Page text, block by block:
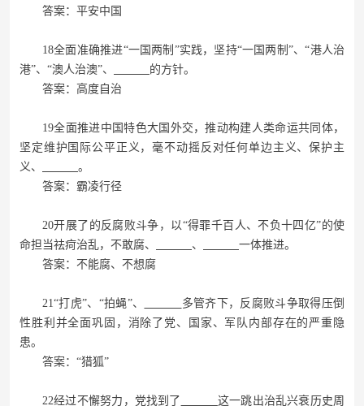
答案：平安中国
18全面准确推进“一国两制”实践，坚持“一国两制”、“港人治
港”、“澳人治澳”、
的方针。
答案：高度自治
19全面推进中国特色大国外交，推动构建人类命运共同体，
坚定维护国际公平正义，毫不动摇反对任何单边主义、保护主
义、
。
答案：霸凌行径
20开展了的反腐败斗争，以“得罪千百人、不负十四亿”的使
命担当祛疴治乱，不敢腐、
、
一体推进。
答案：不能腐、不想腐
21“打虎”、“拍蝇”、
多管齐下，反腐败斗争取得压倒
性胜利并全面巩固，消除了党、国家、军队内部存在的严重隐
患。
答案：“猎狐”
22经过不懈努力，党找到了 这一跳出治乱兴衰历史周